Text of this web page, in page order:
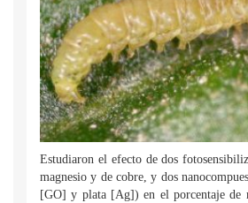
Estudiaron el efecto de dos
magnesio y de cobre, y dos
[GO] y plata [Ag]) en el porcentaje de